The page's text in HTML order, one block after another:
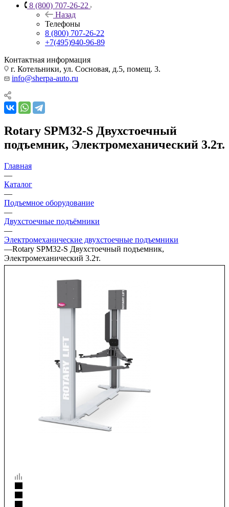
8 (800) 707-26-22
Назад
Телефоны
8 (800) 707-26-22
+7(495)940-96-89
Контактная информация
г. Котельники, ул. Сосновая, д.5, помещ. 3.
info@sherpa-auto.ru
Rotary SPM32-S Двухстоечный
подъемник, Электромеханический 3.2т.
Главная
—
Каталог
—
Подъемное оборудование
—
Двухстоечные подъёмники
—
Электромеханические двухстоечные подъемники
—Rotary SPM32-S Двухстоечный подъемник,
Электромеханический 3.2т.